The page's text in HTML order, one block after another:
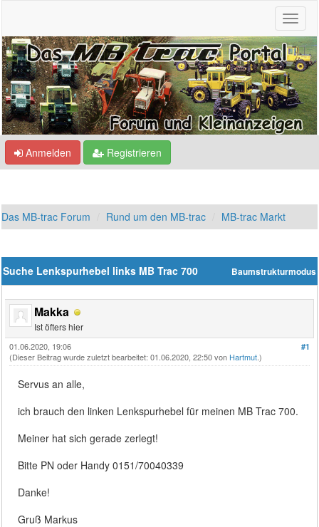
Anmelden Registrieren
Das MB-trac Forum Rund um den MB-trac MB-trac Markt
Baumstrukturmodus
Suche Lenkspurhebel links MB Trac 700
Makka
Ist öfters hier
#1
01.06.2020, 19:06
(Dieser Beitrag wurde zuletzt bearbeitet: 01.06.2020, 22:50 von Hartmut.)
Servus an alle,
ich brauch den linken Lenkspurhebel für meinen MB Trac 700.
Meiner hat sich gerade zerlegt!
Bitte PN oder Handy 0151/70040339
Danke!
Gruß Markus